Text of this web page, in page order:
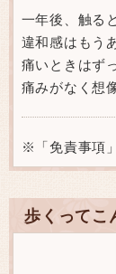
一年後、触る
違和感はもう
痛いときはず
痛みがなく想
※「免責事項
歩くってこ